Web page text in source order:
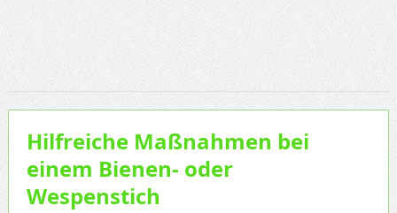
Hilfreiche Maßnahmen bei
einem Bienen- oder
Wespenstich